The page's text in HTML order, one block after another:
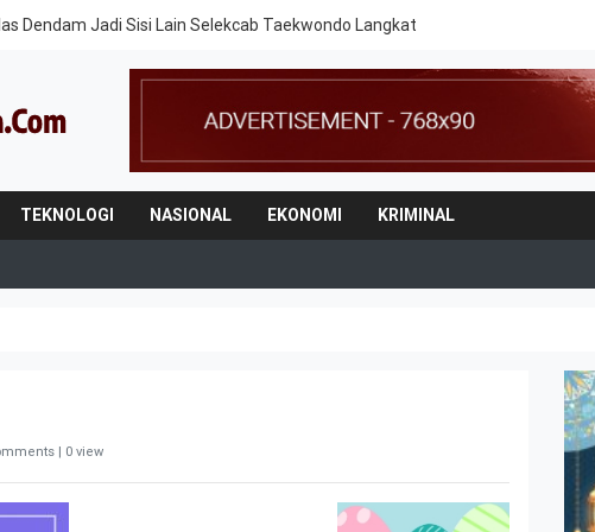
Dendam Jadi Sisi Lain Selekcab Taekwondo Langkat
TEKNOLOGI NASIONAL EKONOMI KRIMINAL
| 0 view